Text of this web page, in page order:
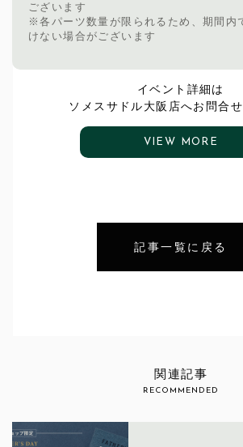
ございます
※各パーツ数量が限られるため、期間内
けない場合がございます
イベント詳細は
ソメスサドル大阪店へお問合
VIEW MORE
記事一覧に戻る
関連記事
RECOMMENDED